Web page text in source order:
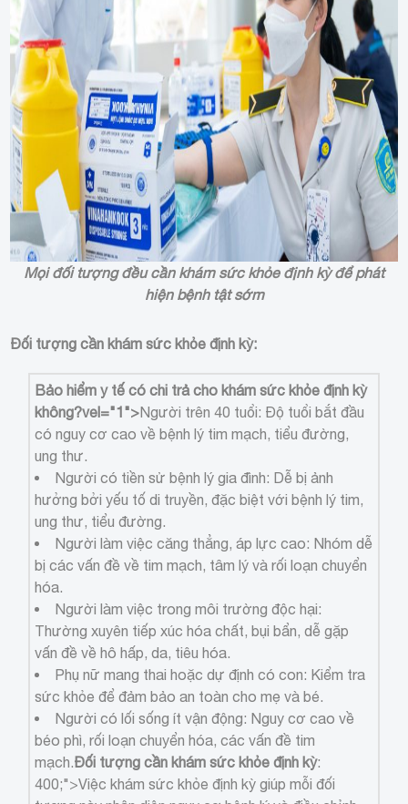
Mọi đối tượng đều cần khám sức khỏe định kỳ để phát
hiện bệnh tật sớm
Đối tượng cần khám sức khỏe định kỳ:
Bảo hiểm y tế có chi trả cho khám sức khỏe định kỳ
không?vel="1">Người trên 40 tuổi: Độ tuổi bắt đầu
có nguy cơ cao về bệnh lý tim mạch, tiểu đường,
ung thư.
Người có tiền sử bệnh lý gia đình: Dễ bị ảnh
hưởng bởi yếu tố di truyền, đặc biệt với bệnh lý tim,
ung thư, tiểu đường.
Người làm việc căng thẳng, áp lực cao: Nhóm dễ
bị các vấn đề về tim mạch, tâm lý và rối loạn chuyển
hóa.
Người làm việc trong môi trường độc hại:
Thường xuyên tiếp xúc hóa chất, bụi bẩn, dễ gặp
vấn đề về hô hấp, da, tiêu hóa.
Phụ nữ mang thai hoặc dự định có con: Kiểm tra
sức khỏe để đảm bảo an toàn cho mẹ và bé.
Người có lối sống ít vận động: Nguy cơ cao về
béo phì, rối loạn chuyển hóa, các vấn đề tim
mạch.Đối tượng cần khám sức khỏe định kỳ:
400;">Việc khám sức khỏe định kỳ giúp mỗi đối